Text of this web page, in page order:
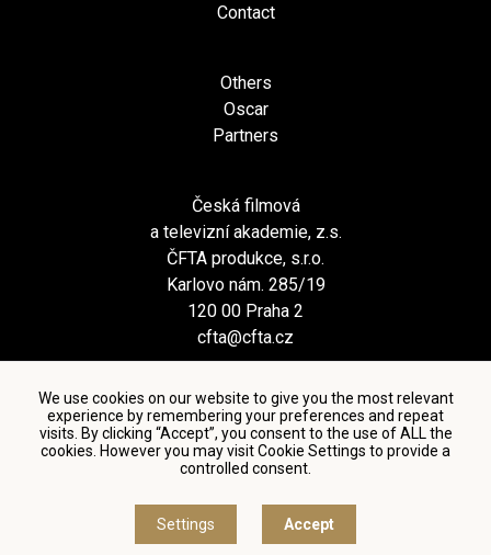
We use cookies on our website to give you the most relevant
experience by remembering your preferences and repeat
visits. By clicking “Accept”, you consent to the use of ALL the
cookies. However you may visit Cookie Settings to provide a
controlled consent.
Settings Accept
Contact
Others
Oscar
Partners
Česká filmová
a televizní akademie, z.s.
ČFTA produkce, s.r.o.
Karlovo nám. 285/19
120 00 Praha 2
cfta@cfta.cz
Terms and conditions of using personal data and privacy
© Česká filmová a televizní akademie, 2018 - 2026